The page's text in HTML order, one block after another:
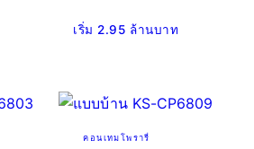
เริ่ม 2.95 ล้านบาท
คอนเทมโพรารี่